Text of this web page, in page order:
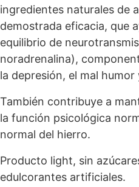
ingredientes naturales de
demostrada eficacia, que
equilibrio de
noradrenalina),
la depresión, el mal
También contribuye a
la función psicológica
normal del hierro.
Producto light, sin
edulcorantes artificiales.